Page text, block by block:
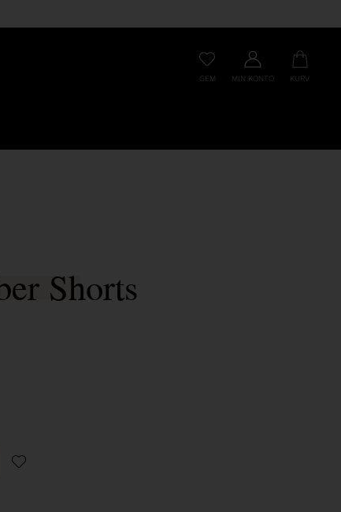
GEM MIN KONTO KURV
Shorts